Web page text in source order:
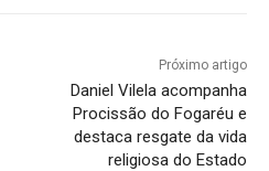
Próximo artigo
Daniel Vilela acompanha
Procissão do Fogaréu e
destaca resgate da vida
religiosa do Estado